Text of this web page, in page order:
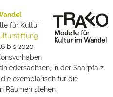
für Kultur
bis 2020
in der Saarpfalz
exemplarisch für die
Räumen stehen.